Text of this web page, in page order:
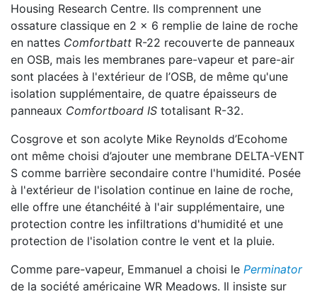
Housing Research Centre. Ils comprennent une
ossature classique en 2 x 6 remplie de laine de roche
en nattes Comfortbatt R-22 recouverte de panneaux
en OSB, mais les membranes pare-vapeur et pare-air
sont placées à l'extérieur de l’OSB, de même qu'une
isolation supplémentaire, de quatre épaisseurs de
panneaux Comfortboard IS totalisant R-32.
Cosgrove et son acolyte Mike Reynolds d’Ecohome
ont même choisi d’ajouter une membrane DELTA-VENT
S comme barrière secondaire contre l'humidité. Posée
à l'extérieur de l'isolation continue en laine de roche,
elle offre une étanchéité à l'air supplémentaire, une
protection contre les infiltrations d'humidité et une
protection de l'isolation contre le vent et la pluie.
Comme pare-vapeur, Emmanuel a choisi le Perminator
de la société américaine WR Meadows. Il insiste sur